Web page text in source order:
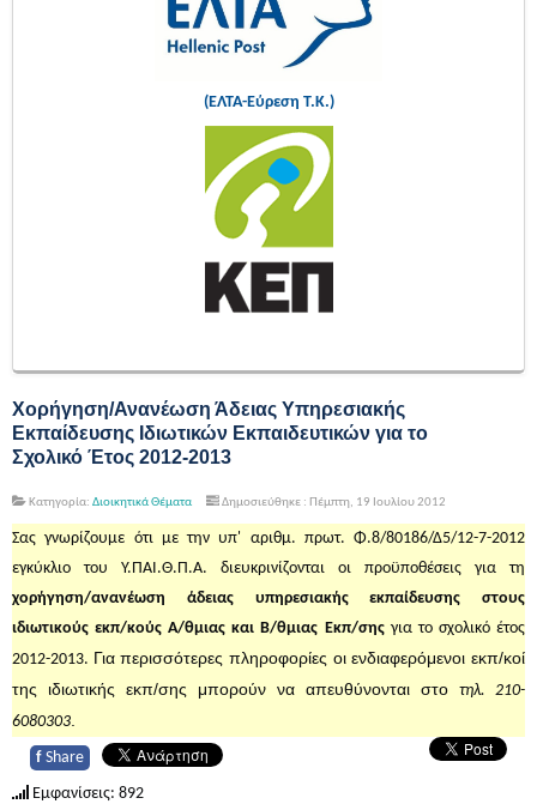
(ΕΛΤΑ-Εύρεση Τ.Κ.)
Χορήγηση/Ανανέωση Άδειας Υπηρεσιακής
Εκπαίδευσης Ιδιωτικών Εκπαιδευτικών για το
Σχολικό Έτος 2012-2013
Κατηγορία: Διοικητικά Θέματα Δημοσιεύθηκε : Πέμπτη, 19 Ιουλίου 2012
Σας γνωρίζουμε ότι με την υπ' αριθμ. πρωτ. Φ.8/80186/Δ5/12-7-2012
εγκύκλιο του Υ.ΠΑΙ.Θ.Π.Α. διευκρινίζονται οι προϋποθέσεις για τη
χορήγηση/ανανέωση άδειας υπηρεσιακής εκπαίδευσης στους
ιδιωτικούς εκπ/κούς Α/θμιας και Β/θμιας Εκπ/σηςγια το σχολικό έτος
2012-2013. Για περισσότερες πληροφορίες οι ενδιαφερόμενοι εκπ/κοί
της ιδιωτικής εκπ/σης μπορούν να απευθύνονται στο τηλ. 210-
6080303
f Share
Εμφανίσεις: 892